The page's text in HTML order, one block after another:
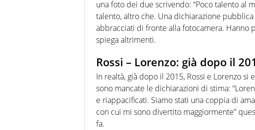
una foto dei due scrivendo: “Poco talento al
talento, altro che. Una dichiarazione
abbracciati di fronte alla fotocamera. Hanno
spiega altrimenti.
Rossi – Lorenzo: già dopo il
In realtà, già dopo il 2015, Rossi e Lorenzo si
sono mancate le dichiarazioni di stima:
e riappacificati. Siamo stati una coppia di
con cui mi sono divertito maggiormente”
fa.